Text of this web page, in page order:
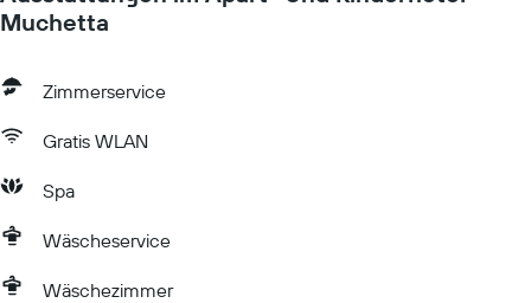
Muchetta
Zimmerservice
Gratis WLAN
Spa
Wäscheservice
Wäschezimmer